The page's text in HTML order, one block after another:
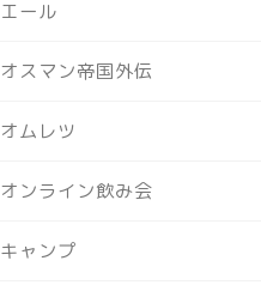
エール
オスマン帝国外伝
オムレツ
オンライン飲み会
キャンプ